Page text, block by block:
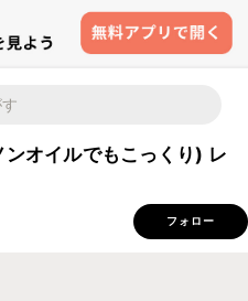
オイルでもこっくり) レ
フォロー